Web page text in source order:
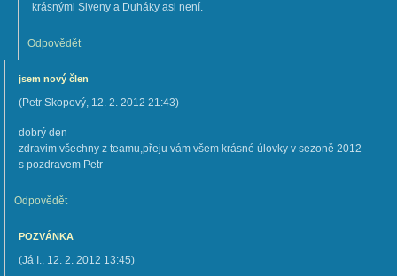
krásnými Siveny a Duháky asi není.
Odpovědět
jsem nový člen
(Petr Skopový, 12. 2. 2012 21:43)
dobrý den
zdravim všechny z teamu,přeju vám všem krásné úlovky v sezoně 2012
s pozdravem Petr
Odpovědět
POZVÁNKA
(Já I., 12. 2. 2012 13:45)